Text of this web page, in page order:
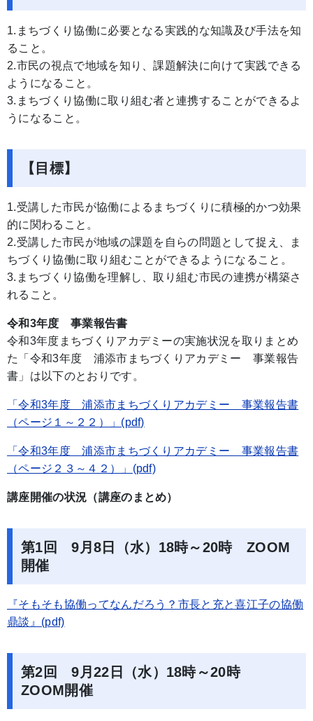
1.まちづくり協働に必要となる実践的な知識及び手法を知
ること。
2.市民の視点で地域を知り、課題解決に向けて実践できる
ようになること。
3.まちづくり協働に取り組む者と連携することができるよ
うになること。
【目標】
1.受講した市民が協働によるまちづくりに積極的かつ効果
的に関わること。
2.受講した市民が地域の課題を自らの問題として捉え、ま
ちづくり協働に取り組むことができるようになること。
3.まちづくり協働を理解し、取り組む市民の連携が構築さ
れること。
令和3年度 事業報告書
令和3年度まちづくりアカデミーの実施状況を取りまとめ
た「令和3年度 浦添市まちづくりアカデミー 事業報告
書」は以下のとおりです。
「令和3年度 浦添市まちづくりアカデミー 事業報告書
（ページ１～２２）」(pdf)
「令和3年度 浦添市まちづくりアカデミー 事業報告書
（ページ２３～４２）」(pdf)
講座開催の状況（講座のまとめ）
第1回 9月8日（水）18時～20時 ZOOM
開催
『そもそも協働ってなんだろう？市長と充と喜江子の協働
鼎談』(pdf)
第2回 9月22日（水）18時～20時
ZOOM開催